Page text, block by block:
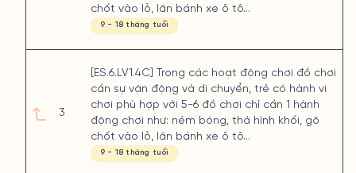
3
chốt vào lỗ, lăn bánh xe ô tô…
9 - 18 tháng tuổi
[ES.6.LV1.4C] Trong các hoạt động chơi đồ chơi
cần sự vận động và di chuyển, trẻ có hành vi
chơi phù hợp với 5-6 đồ chơi chỉ cần 1 hành
động chơi như: ném bóng, thả hình khối, gõ
chốt vào lỗ, lăn bánh xe ô tô…
9 - 18 tháng tuổi